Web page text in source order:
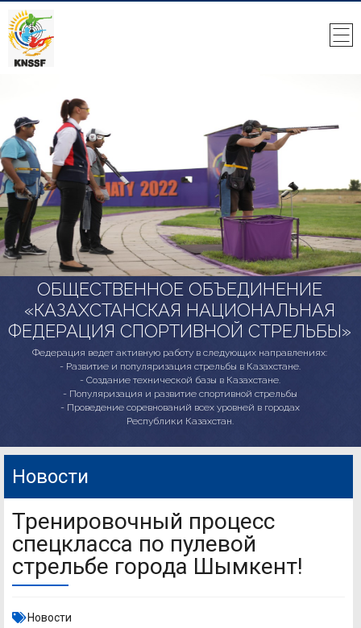
ОБЩЕСТВЕННОЕ ОБЪЕДИНЕНИЕ
«КАЗАХСТАНСКАЯ НАЦИОНАЛЬНАЯ
ФЕДЕРАЦИЯ СПОРТИВНОЙ СТРЕЛЬБЫ»
Федерация ведет активную работу в следующих направлениях:
- Развитие и популяризация стрельбы в Казахстане.
- Создание технической базы в Казахстане.
- Популяризация и развитие спортивной стрельбы
- Проведение соревнований всех уровней в городах
Республики Казахстан.
Новости
Тренировочный процесс
спецкласса по пулевой
стрельбе города Шымкент!
Новости